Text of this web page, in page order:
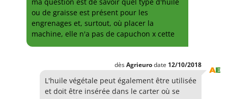
ou de graisse est présent pour les
engrenages et, surtout, où placer la
machine, elle n'a pas de capuchon x cette
dèsAgrieurodate 12/10/2018
L'huile végétale peut également être utilisée
et doit être insérée dans le carter où se